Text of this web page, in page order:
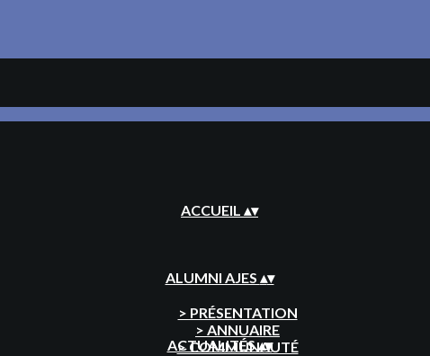
ACCUEIL ▴▾
ALUMNI AJES ▴▾
> PRÉSENTATION
> ANNUAIRE
> COMMUNAUTÉ
ACTUALITÉS▴▾